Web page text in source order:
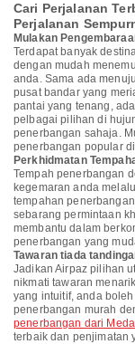
Cari Perjalanan
Perjalanan
Mulakan
Terdapat banyak
dengan mudah
anda. Sama ada
pusat bandar yang
pantai yang tenang,
pelbagai pilihan di
penerbangan sahaja.
penerbangan popular
Perkhidmatan
Tempah penerbangan
kegemaran anda
tempahan
sebarang permintaan
membantu dalam
penerbangan yang
Tawaran tiada
Jadikan Airpaz pilihan
nikmati tawaran
yang intuitif, anda
penerbangan murah
penerbangan dari
terbaik dan penjimatan